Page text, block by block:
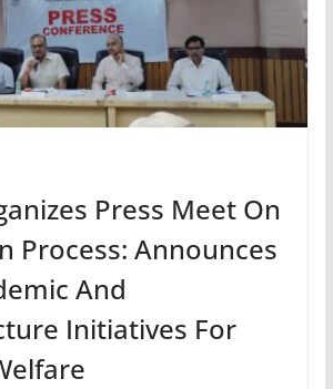
Press Meet On
Process: Announces
And
Initiatives For